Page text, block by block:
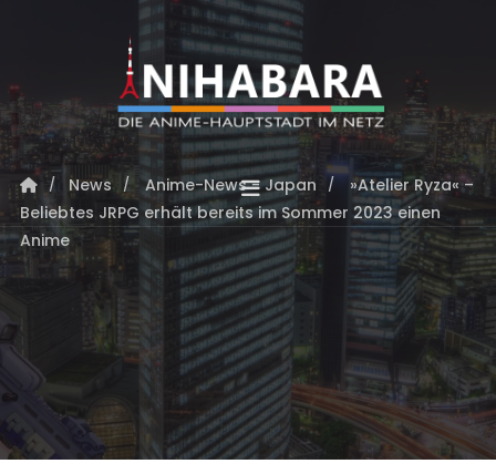
News Anime-News - Japan
»Atelier Ryza« –
Beliebtes JRPG erhält bereits im Sommer 2023 einen
Anime